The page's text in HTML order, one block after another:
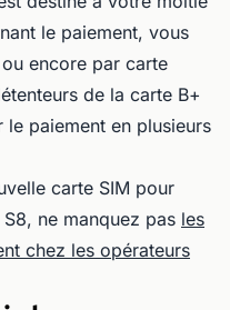
le paiement, vous
encore par carte
de la carte B+
paiement en plusieurs
carte SIM pour
ne manquez pas les
chez les opérateurs